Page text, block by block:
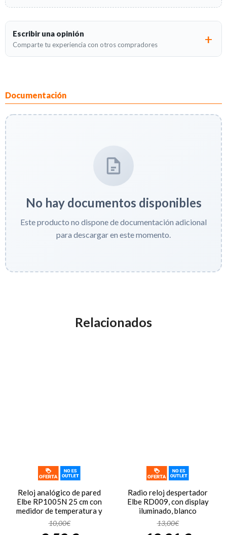
Escribir una opinión
Comparte tu experiencia con otros compradores
Documentación
No hay documentos disponibles
Este producto no dispone de documentación adicional
para descargar en este momento.
Relacionados
Reloj analógico de pared
Elbe RP1005N 25 cm con
medidor de temperatura y
humedad color negro
10,00€
Radio reloj despertador
Elbe RD009, con display
iluminado, blanco
13,00€